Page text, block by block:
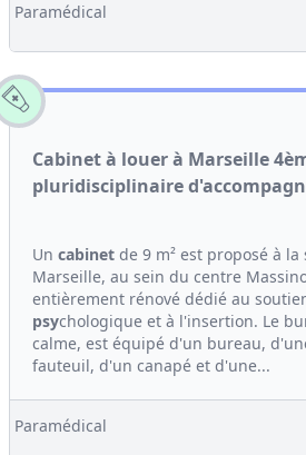
Paramédical
Cabinet à louer à Marseille
pluridisciplinaire
Un cabinet de 9 m² est proposé à la
Marseille, au sein du centre
entièrement rénové dédié au
psychologique et à l'insertion. Le
calme, est équipé d'un bureau,
fauteuil, d'un canapé et d'une...
Paramédical